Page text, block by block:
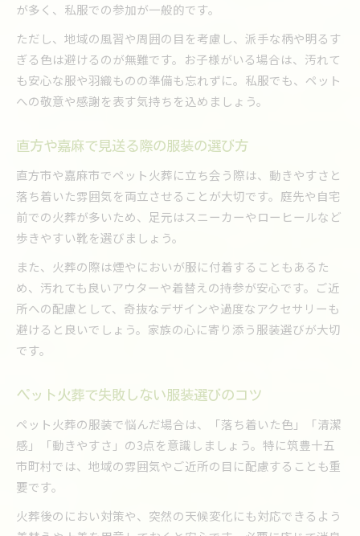
が多く、私服での参加が一般的です。
ただし、地域の風習や周囲の目を考慮し、派手な柄や明るす
ぎる色は避けるのが無難です。お子様がいる場合は、汚れて
も安心な服や羽織ものの準備も忘れずに。私服でも、ペット
への敬意や感謝を表す気持ちを込めましょう。
直方や嘉麻で見送る際の服装の選び方
直方市や嘉麻市でペット火葬に立ち会う際は、動きやすさと
落ち着いた雰囲気を両立させることが大切です。庭先や自宅
前での火葬が多いため、足元はスニーカーやローヒールなど
歩きやすい靴を選びましょう。
また、火葬の際は煙やにおいが服に付着することもあるた
め、汚れても良いアウターや着替えの持参が安心です。ご近
所への配慮として、奇抜なデザインや過度なアクセサリーも
避けると良いでしょう。家族の心に寄り添う服装選びが大切
です。
ペット火葬で失敗しない服装選びのコツ
ペット火葬の服装で悩んだ場合は、「落ち着いた色」「清潔
感」「動きやすさ」の3点を意識しましょう。特に筑豊十五
市町村では、地域の雰囲気やご近所の目に配慮することも重
要です。
火葬後のにおい対策や、突然の天候変化にも対応できるよう